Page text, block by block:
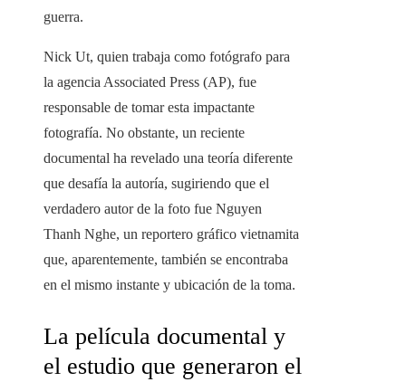
guerra.
Nick Ut, quien trabaja como fotógrafo para
la agencia Associated Press (AP), fue
responsable de tomar esta impactante
fotografía. No obstante, un reciente
documental ha revelado una teoría diferente
que desafía la autoría, sugiriendo que el
verdadero autor de la foto fue Nguyen
Thanh Nghe, un reportero gráfico vietnamita
que, aparentemente, también se encontraba
en el mismo instante y ubicación de la toma.
La película documental y
el estudio que generaron el